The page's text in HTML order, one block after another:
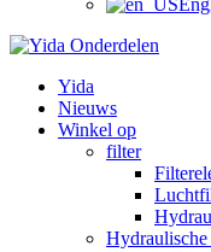
Yida
Nieuws
Winkel op
filter
Hydraulische